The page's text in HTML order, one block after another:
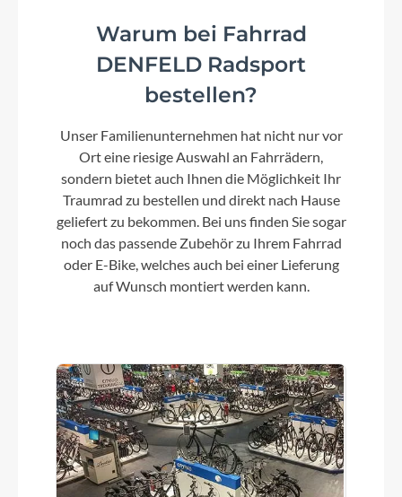
BGM Pro, Riser Lenker, Kröpfung: 15°, Höhe: 5
mm
Farbe
shiny taupe brown
Motor
Bosch Performance Line CX, Gen. 4, BES3, 250 W,
36 V, max. 25 km/h
Rücklicht
B&M Toplight 2 C, LED
Vorderrad Nabe
Warum bei Fahrrad
DENFELD Radsport
bestellen?
Unser Familienunternehmen hat nicht nur vor
Ort eine riesige Auswahl an Fahrrädern,
sondern bietet auch Ihnen die Möglichkeit Ihr
Traumrad zu bestellen und direkt nach Hause
geliefert zu bekommen. Bei uns finden Sie sogar
noch das passende Zubehör zu Ihrem Fahrrad
oder E-Bike, welches auch bei einer Lieferung
auf Wunsch montiert werden kann.